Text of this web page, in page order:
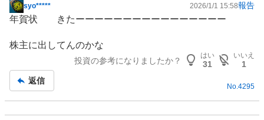
掲
示
記
syo***** 2026/1/1 15:58報告
年賀状 きたーーーーーーーーーーーーーーーー
株主に出してんのかな
投資の参考になりましたか？
はい
31
いいえ
1
返信
No.4295